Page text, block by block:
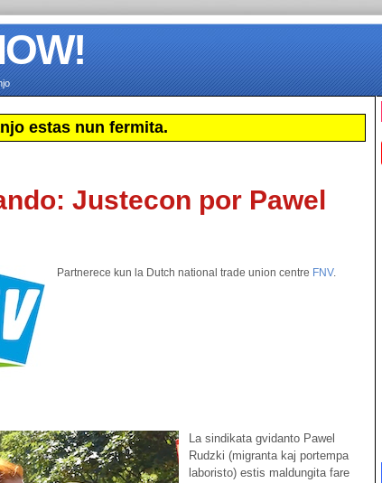
estas nun fermita.
Justecon por Pawel
Partnerece kun la Dutch national trade union centre FNV.
La sindikata gvidanto Pawel
Rudzki (migranta kaj portempa
laboristo) estis maldungita fare